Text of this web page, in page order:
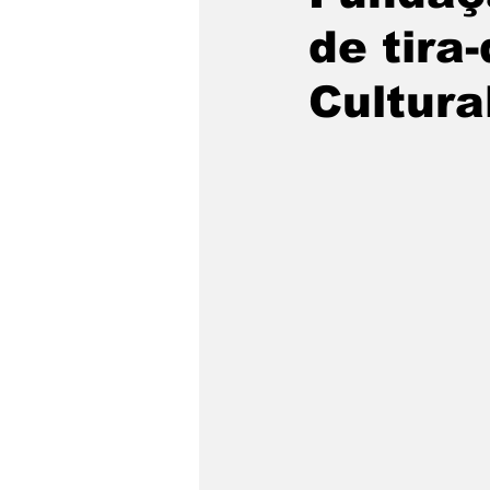
Fronteiras Brasil
de tira-